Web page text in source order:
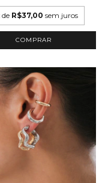
de R$37,00 sem juros